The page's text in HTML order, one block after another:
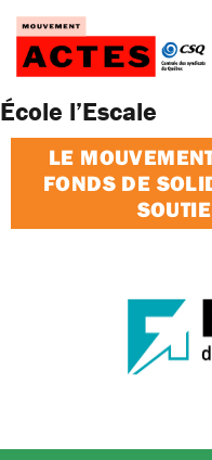
Passer
contenu
École l’Escale
LE
FONDS DE